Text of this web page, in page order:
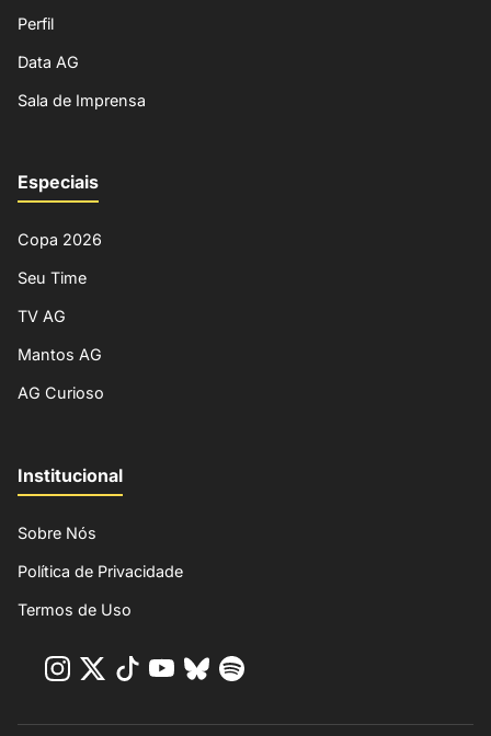
Perfil
Data AG
Sala de Imprensa
Especiais
Copa 2026
Seu Time
TV AG
Mantos AG
AG Curioso
Institucional
Sobre Nós
Política de Privacidade
Termos de Uso